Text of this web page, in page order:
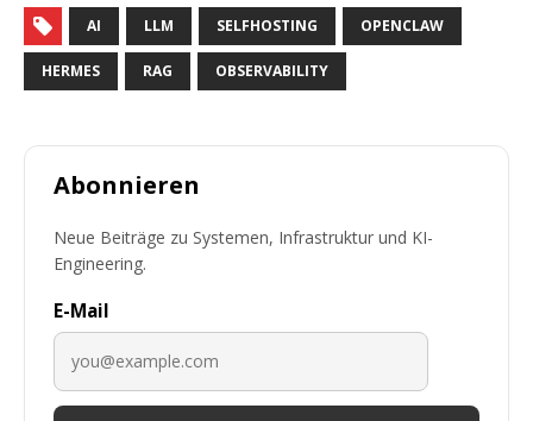
AI LLM SELFHOSTING OPENCLAW
HERMES RAG OBSERVABILITY
Abonnieren
Neue Beiträge zu Systemen, Infrastruktur und KI-
Engineering.
E-Mail